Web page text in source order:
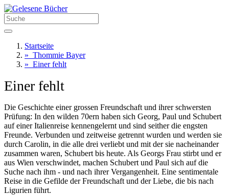
Startseite
» Thommie Bayer
» Einer fehlt
Einer fehlt
Die Geschichte einer grossen Freundschaft und ihrer schwersten
Prüfung: In den wilden 70ern haben sich Georg, Paul und Schubert
auf einer Italienreise kennengelernt und sind seither die engsten
Freunde. Verbunden und zeitweise getrennt wurden und werden sie
durch Carolin, in die alle drei verliebt und mit der sie nacheinander
zusammen waren, Schubert bis heute. Als Georgs Frau stirbt und er
aus Wien verschwindet, machen Schubert und Paul sich auf die
Suche nach ihm - und nach ihrer Vergangenheit. Eine sentimentale
Reise in die Gefilde der Freundschaft und der Liebe, die bis nach
Ligurien führt.